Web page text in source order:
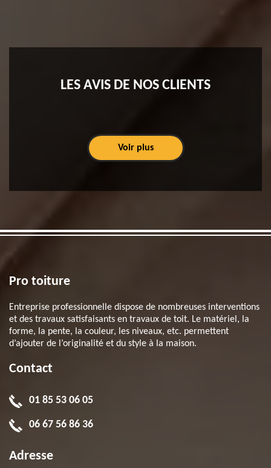
LES AVIS DE NOS CLIENTS
Voir plus
Pro toiture
Entreprise professionnelle dispose de nombreuses interventions
et des travaux satisfaisants en travaux de toit. Le matériel, la
forme, la pente, la couleur, les niveaux, etc. permettent
d’ajouter de l’originalité et du style à la maison.
Contact
01 85 53 06 05
06 67 56 86 36
Adresse